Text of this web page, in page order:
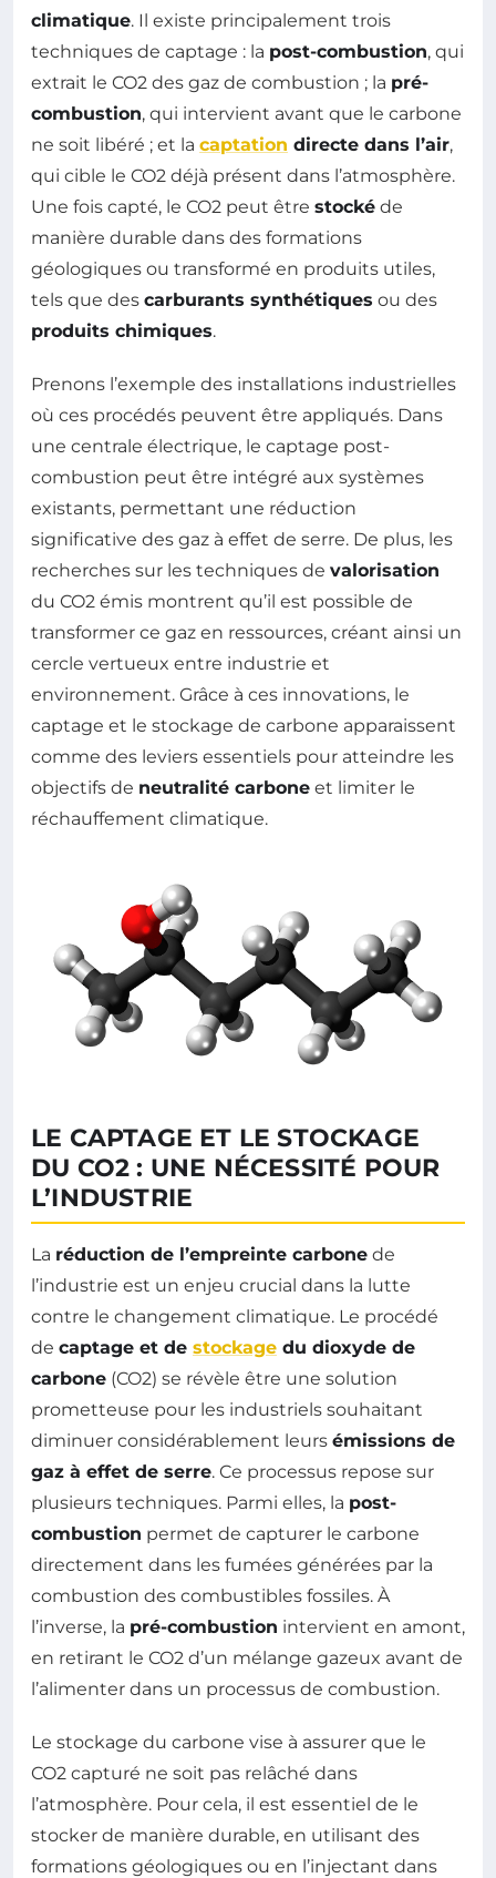
climatique. Il existe principalement trois
techniques de captage : la post-combustion, qui
extrait le CO2 des gaz de combustion ; la pré-
combustion, qui intervient avant que le carbone
ne soit libéré ; et la captation directe dans l’air,
qui cible le CO2 déjà présent dans l’atmosphère.
Une fois capté, le CO2 peut être stocké de
manière durable dans des formations
géologiques ou transformé en produits utiles,
tels que des carburants synthétiques ou des
produits chimiques.
Prenons l’exemple des installations industrielles
où ces procédés peuvent être appliqués. Dans
une centrale électrique, le captage post-
combustion peut être intégré aux systèmes
existants, permettant une réduction
significative des gaz à effet de serre. De plus, les
recherches sur les techniques de valorisation
du CO2 émis montrent qu’il est possible de
transformer ce gaz en ressources, créant ainsi un
cercle vertueux entre industrie et
environnement. Grâce à ces innovations, le
captage et le stockage de carbone apparaissent
comme des leviers essentiels pour atteindre les
objectifs de neutralité carbone et limiter le
réchauffement climatique.
LE CAPTAGE ET LE STOCKAGE
DU CO2 : UNE NÉCESSITÉ POUR
L’INDUSTRIE
La réduction de l’empreinte carbone de
l’industrie est un enjeu crucial dans la lutte
contre le changement climatique. Le procédé
de captage et de stockage du dioxyde de
carbone (CO2) se révèle être une solution
prometteuse pour les industriels souhaitant
diminuer considérablement leurs émissions de
gaz à effet de serre. Ce processus repose sur
plusieurs techniques. Parmi elles, la post-
combustion permet de capturer le carbone
directement dans les fumées générées par la
combustion des combustibles fossiles. À
l’inverse, la pré-combustion intervient en amont,
en retirant le CO2 d’un mélange gazeux avant de
l’alimenter dans un processus de combustion.
Le stockage du carbone vise à assurer que le
CO2 capturé ne soit pas relâché dans
l’atmosphère. Pour cela, il est essentiel de le
stocker de manière durable, en utilisant des
formations géologiques ou en l’injectant dans